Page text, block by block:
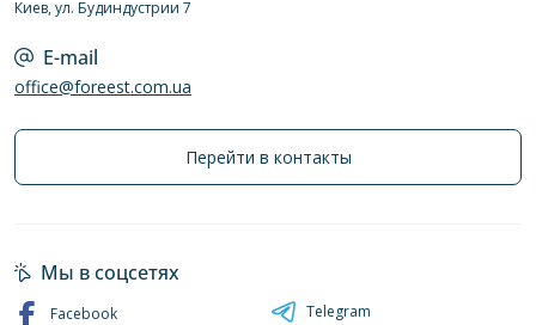
Киев, ул. Будиндустрии 7
E-mail
office@foreest.com.ua
Перейти в контакты
Мы в соцсетях
Facebook
Telegram